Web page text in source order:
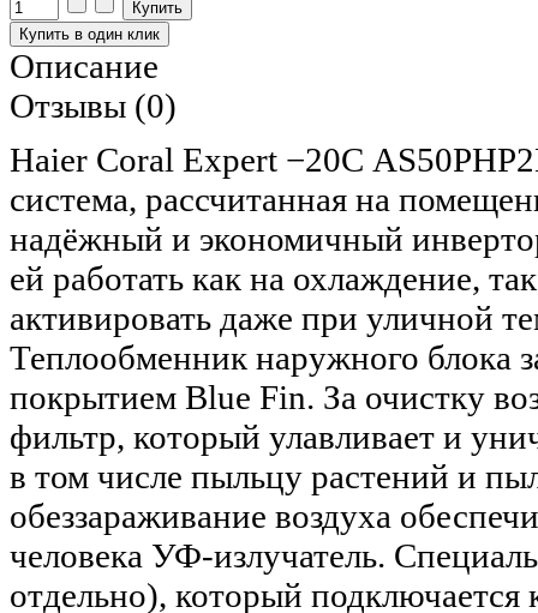
Описание
Отзывы (0)
Haier Coral Expert −20С
система, рассчитанная на
надёжный и экономичный
ей работать как на охлаждение,
активировать даже при уличной
Теплообменник наружного блока
покрытием Blue Fin. За очистку
фильтр, который улавливает и
в том числе пыльцу растений и
обеззараживание воздуха
человека УФ-излучатель.
отдельно), который подключается